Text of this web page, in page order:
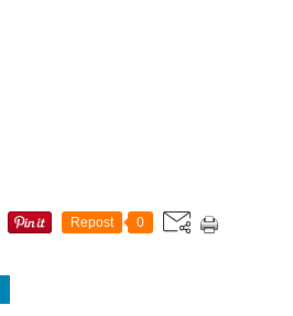
Repost 0